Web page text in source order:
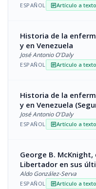
ESPAÑOL articleArtículo a
Historia de la
y en Venezuela
José Antonio O'Daly
ESPAÑOL articleArtículo a
Historia de la
y en Venezuela
José Antonio O'Daly
ESPAÑOL articleArtículo a
George B.
Libertador en sus
Aldo González-Serva
ESPAÑOL articleArtículo a